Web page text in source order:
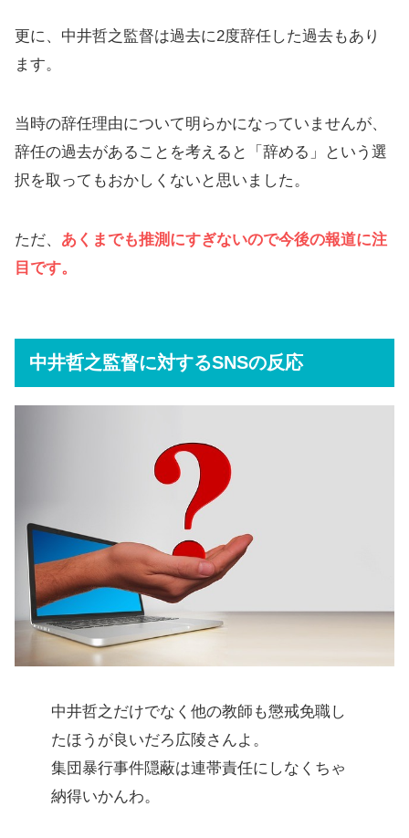
更に、中井哲之監督は過去に2度辞任した過去もあり
ます。
当時の辞任理由について明らかになっていませんが、
辞任の過去があることを考えると「辞める」という選
択を取ってもおかしくないと思いました。
ただ、 あくまでも推測 にすぎないので今後の報道に注
目です。
中井哲之監督に対するSNSの反応
中井哲之だけでなく他の教師も懲戒免職し
たほうが良いだろ広陵さんよ。
集団暴行事件隠蔽は連帯責任にしなくちゃ
納得いかんわ。